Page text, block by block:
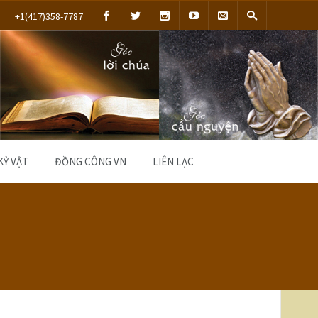
+1(417)358-7787
VẬT ĐỒNG CÔNG VN LIÊN LẠC